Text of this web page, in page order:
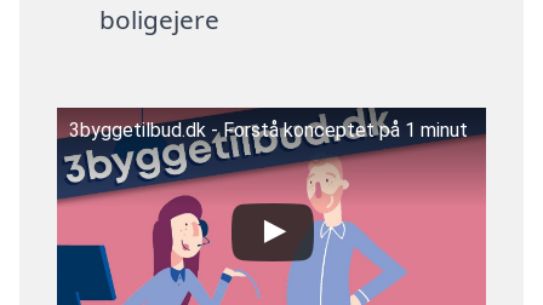
boligejere
3byggetilbud.dk - Forstå konceptet på 1 minut